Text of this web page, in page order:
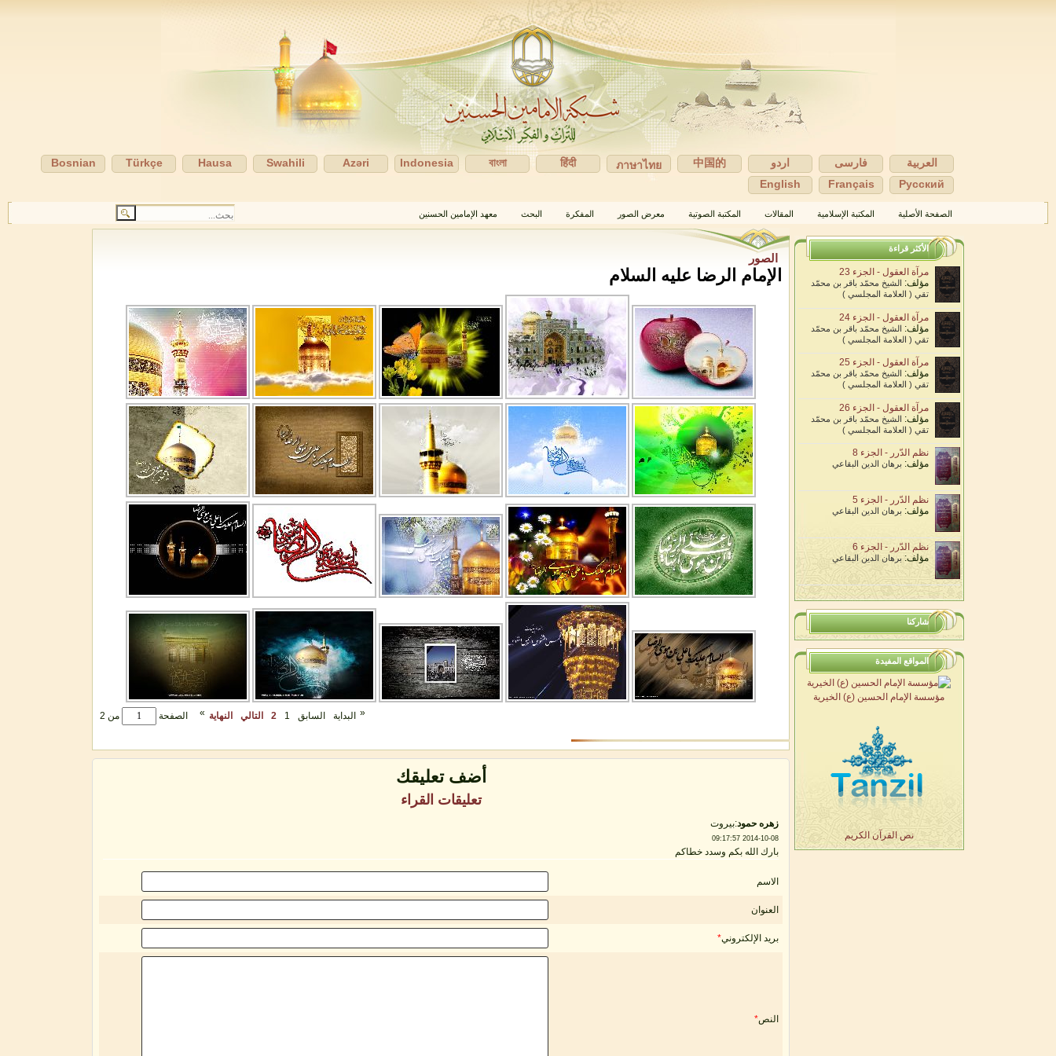
العربية فارسی اردو 中国的
ภาษาไทย
हिंदी
বাংলা
Indonesia
Azəri
Swahili
Hausa
Türkçe
Bosnian
Pусский
Français
English
الصفحة الأصلية المكتبة الإسلامية المقالات المكتبة الصوتية معرض الصور المفكرة البحث معهد الإمامين الحسنين
الصور
الإمام الرضا عليه السلام
الصفحة من 2 « البداية السابق 1
2 التالي النهاية »
أضف تعليقك
تعليقات القراء
زهره حمود:بيروت
2014-10-08 09:17:57
بارك الله بكم وسدد خطاكم
الاسم
العنوان
بريد الإلكتروني*
النص*
الأكثر قراءة
مرآة العقول - الجزء 23
مؤلف: الشيخ محمّد باقر بن محمّد
تقي ( العلامة المجلسي )
مرآة العقول - الجزء 24
مؤلف: الشيخ محمّد باقر بن محمّد
تقي ( العلامة المجلسي )
مرآة العقول - الجزء 25
مؤلف: الشيخ محمّد باقر بن محمّد
تقي ( العلامة المجلسي )
مرآة العقول - الجزء 26
مؤلف: الشيخ محمّد باقر بن محمّد
تقي ( العلامة المجلسي )
نظم الدّرر - الجزء 8
مؤلف: برهان الدين البقاعي
نظم الدّرر - الجزء 5
مؤلف: برهان الدين البقاعي
نظم الدّرر - الجزء 6
مؤلف: برهان الدين البقاعي
شاركنا
المواقع المفيدة
مؤسسة الإمام الحسين (ع) الخيرية
نص القرآن الكريم